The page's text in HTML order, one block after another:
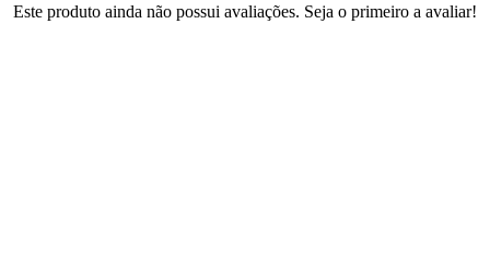
Este produto ainda não possui avaliações. Seja o primeiro a avaliar!